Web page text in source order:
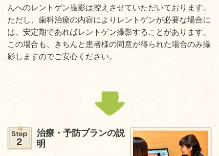
んへのレントゲン撮影は控えさせていただいております。
ただし、歯科治療の内容によりレントゲンが必要な場合に
は、安定期であればレントゲン撮影することがあります。
この場合も、きちんと患者様の同意が得られた場合のみ撮
影しますのでご安心ください。
治療・予防プランの説
明